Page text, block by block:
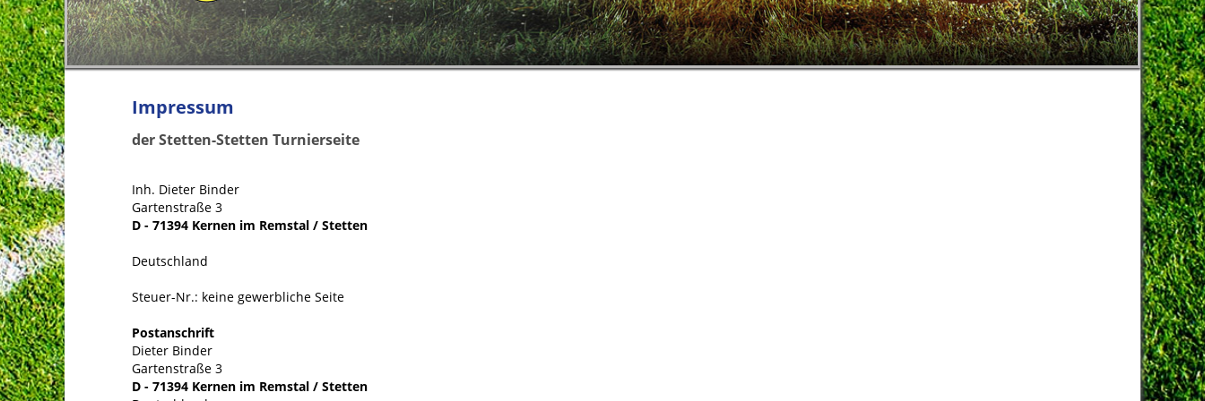
Impressum
der Stetten-Stetten Turnierseite
Inh. Dieter Binder
Gartenstraße 3
D - 71394 Kernen im Remstal / Stetten
Deutschland
Steuer-Nr.: keine gewerbliche Seite
Postanschrift
Dieter Binder
Gartenstraße 3
D - 71394 Kernen im Remstal / Stetten